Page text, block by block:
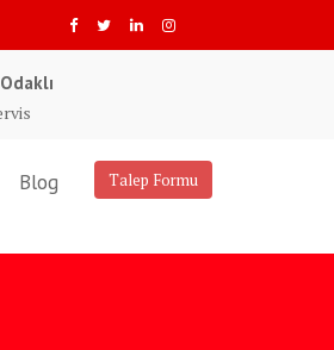
Talep Formu
Blog